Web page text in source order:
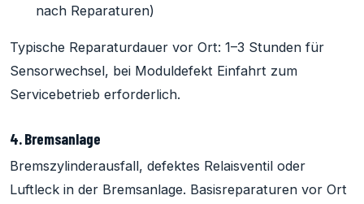
nach Reparaturen)
Typische Reparaturdauer vor Ort: 1–3 Stunden für
Sensorwechsel, bei Moduldefekt Einfahrt zum
Servicebetrieb erforderlich.
4. Bremsanlage
Bremszylinderausfall, defektes Relaisventil oder
Luftleck in der Bremsanlage. Basisreparaturen vor Ort